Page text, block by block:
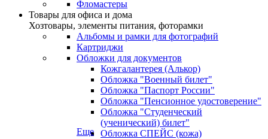
Фломастеры
Товары для офиса и дома
Хозтовары, элементы питания, фоторамки
Альбомы и рамки для фотографий
Картриджи
Обложки для документов
Кожгалантерея (Алькор)
Обложка "Военный билет"
Обложка "Паспорт России"
Обложка "Пенсионное удостоверение"
Обложка "Студенческий
(ученический) билет"
Обложка СПЕЙС (кожа)
Еще